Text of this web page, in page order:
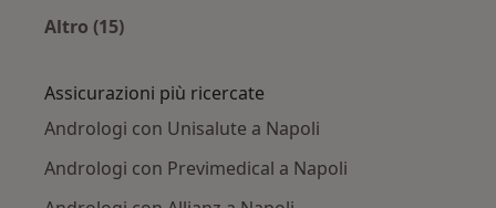
Altro (15)
Assicurazioni più ricercate
Andrologi con Unisalute a Napoli
Andrologi con Previmedical a Napoli